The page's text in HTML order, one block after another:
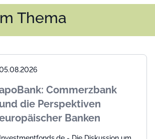
Thema
Commerzbank
und die Perspektiven
Banken